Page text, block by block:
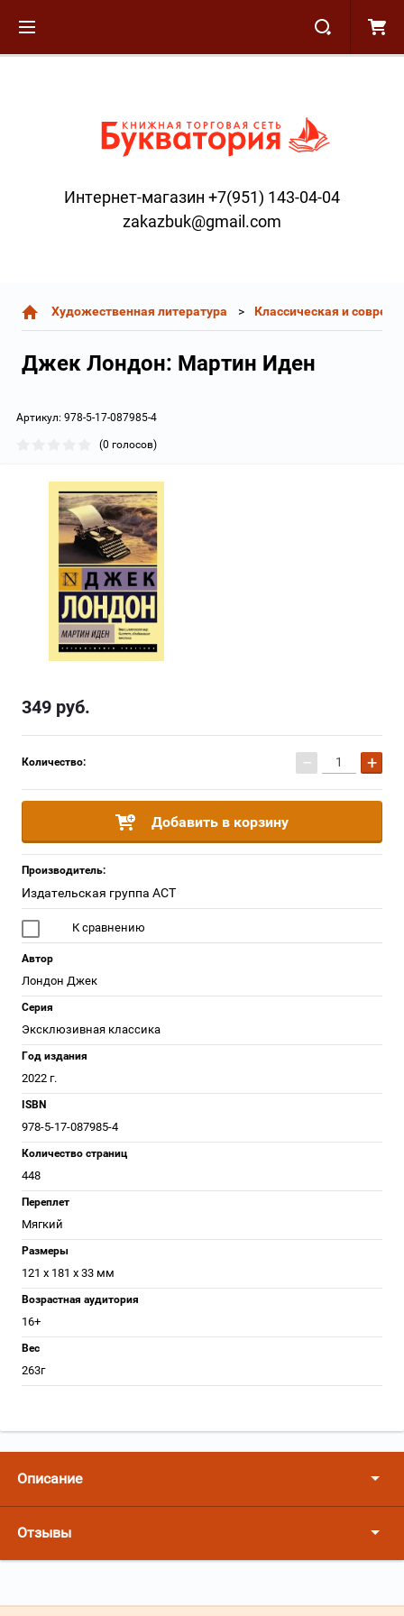
Интернет-магазин +7(951) 143-04-04
zakazbuk@gmail.com
Художественная литература Классическая и
Джек Лондон: Мартин Иден
Артикул: 978-5-17-087985-4
(0 голосов)
349 руб.
Количество: − +
Добавить в корзину
Производитель:
Издательская группа АСТ
К сравнению
Автор
Лондон Джек
Серия
Эксклюзивная классика
Год издания
2022 г.
ISBN
978-5-17-087985-4
Количество страниц
448
Переплет
Мягкий
Размеры
121 х 181 x 33 мм
Возрастная аудитория
16+
Вес
263г
Описание
Отзывы